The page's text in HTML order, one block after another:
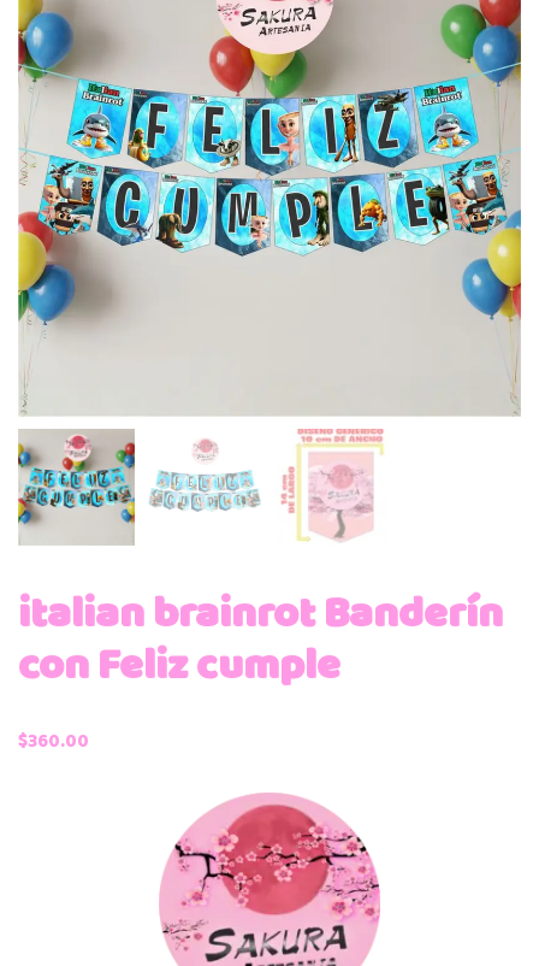
italian brainrot Banderín
con Feliz cumple
$360.00